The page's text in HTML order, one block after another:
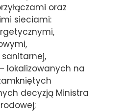
oraz
sieciami:
lokalizowanych na
decyzją Ministra